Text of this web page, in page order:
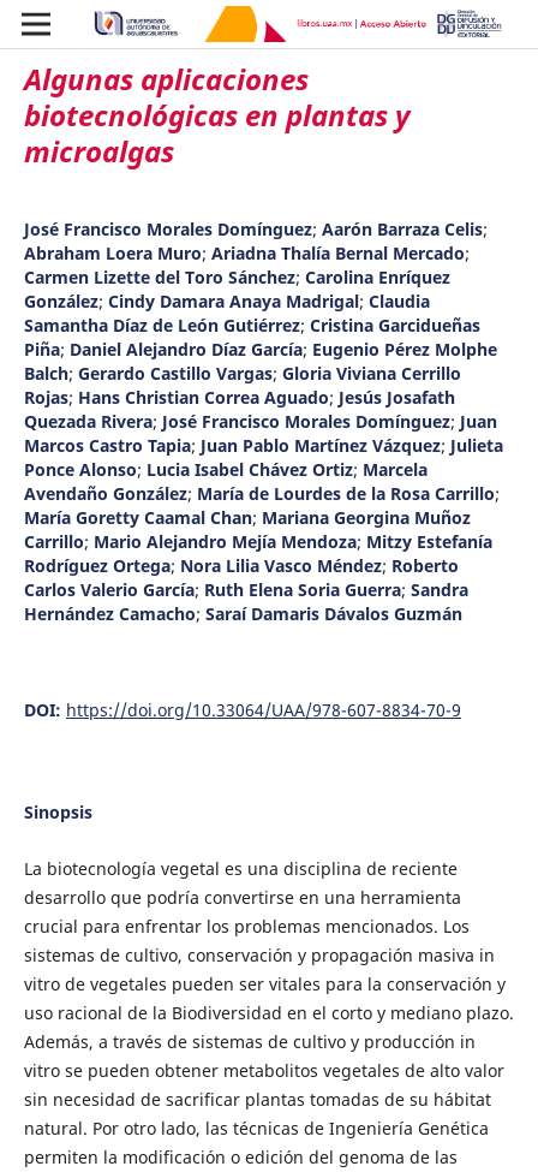
Algunas aplicaciones
biotecnológicas en plantas y
microalgas
José Francisco Morales Domínguez; Aarón Barraza Celis;
Abraham Loera Muro; Ariadna Thalía Bernal Mercado;
Carmen Lizette del Toro Sánchez; Carolina Enríquez
González; Cindy Damara Anaya Madrigal; Claudia
Samantha Díaz de León Gutiérrez; Cristina Garcidueñas
Piña; Daniel Alejandro Díaz García; Eugenio Pérez Molphe
Balch; Gerardo Castillo Vargas; Gloria Viviana Cerrillo
Rojas; Hans Christian Correa Aguado; Jesús Josafath
Quezada Rivera; José Francisco Morales Domínguez; Juan
Marcos Castro Tapia; Juan Pablo Martínez Vázquez; Julieta
Ponce Alonso; Lucia Isabel Chávez Ortiz; Marcela
Avendaño González; María de Lourdes de la Rosa Carrillo;
María Goretty Caamal Chan; Mariana Georgina Muñoz
Carrillo; Mario Alejandro Mejía Mendoza; Mitzy Estefanía
Rodríguez Ortega; Nora Lilia Vasco Méndez; Roberto
Carlos Valerio García; Ruth Elena Soria Guerra; Sandra
Hernández Camacho; Saraí Damaris Dávalos Guzmán
DOI: https://doi.org/10.33064/UAA/978-607-8834-70-9
Sinopsis
La biotecnología vegetal es una disciplina de reciente
desarrollo que podría convertirse en una herramienta
crucial para enfrentar los problemas mencionados. Los
sistemas de cultivo, conservación y propagación masiva in
vitro de vegetales pueden ser vitales para la conservación y
uso racional de la Biodiversidad en el corto y mediano plazo.
Además, a través de sistemas de cultivo y producción in
vitro se pueden obtener metabolitos vegetales de alto valor
sin necesidad de sacrificar plantas tomadas de su hábitat
natural. Por otro lado, las técnicas de Ingeniería Genética
permiten la modificación o edición del genoma de las